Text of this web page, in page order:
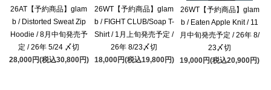
26AT【予約商品】glam
b / Distorted Sweat Zip
Hoodie / 8月中旬発売予
定 / 26年 5/24 〆切
28,000円(税込30,800円)
26WT【予約商品】glam
b / FIGHT CLUB/Soap T-
Shirt / 1月上旬発売予定 /
26年 8/23〆切
18,000円(税込19,800円)
26WT【予約商品】glam
b / Eaten Apple Knit / 11
月中旬発売予定 / 26年 8/
23〆切
19,000円(税込20,900円)